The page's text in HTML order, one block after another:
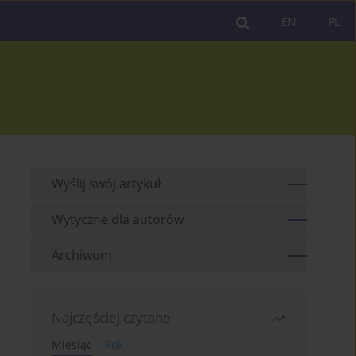
PL
EN
Wyślij swój artykuł
Wytyczne dla autorów
Archiwum
Najczęściej czytane
Miesiąc
Rok